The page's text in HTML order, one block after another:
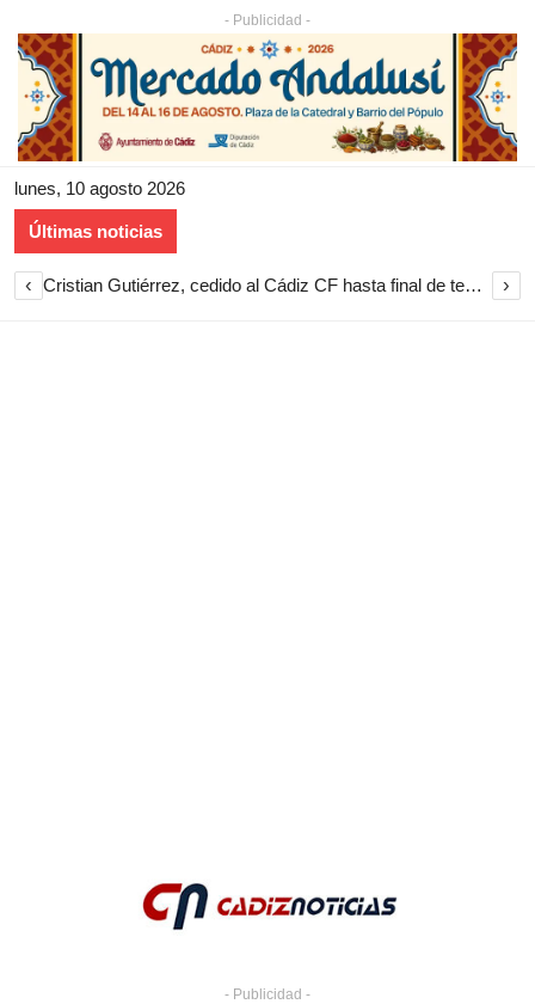
- Publicidad -
lunes, 10 agosto 2026
Últimas noticias
‹ Cristian Gutiérrez, cedido al Cádiz CF hasta final de temporada ›
- Publicidad -